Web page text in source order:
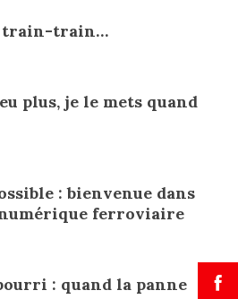
train-train…
plus, je le mets quand
: bienvenue dans
ferroviaire
: quand la panne